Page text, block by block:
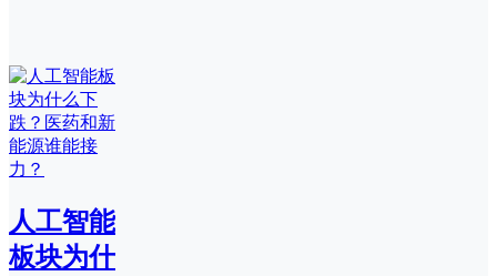
人工智能
板块为什